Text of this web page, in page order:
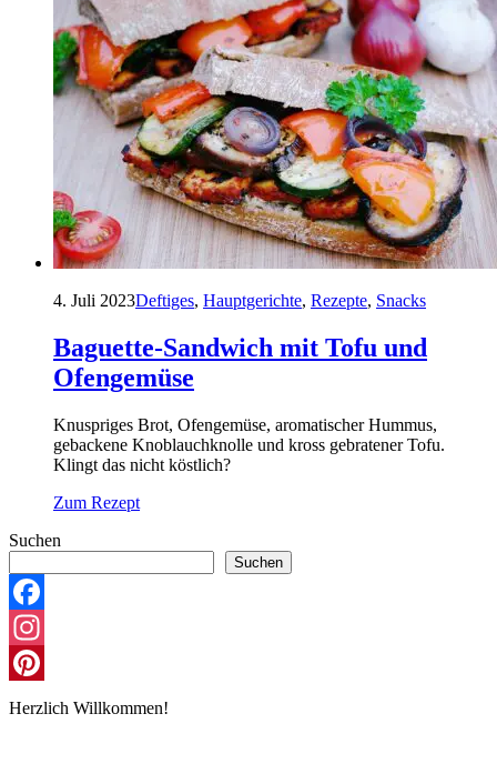
4. Juli 2023Deftiges, Hauptgerichte, Rezepte, Snacks
Baguette-Sandwich mit Tofu und
Ofengemüse
Knuspriges Brot, Ofengemüse, aromatischer Hummus,
gebackene Knoblauchknolle und kross gebratener Tofu.
Klingt das nicht köstlich?
Zum Rezept
Suchen
Suchen
Facebook
Instagram
Pinterest
Herzlich Willkommen!